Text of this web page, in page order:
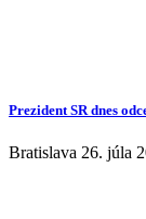
Prezident SR dnes
Bratislava 26. júla